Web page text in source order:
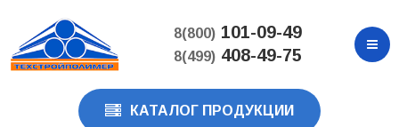
основному
содержанию
8(800)101-09-49
8(499)408-49-75
КАТАЛОГ ПРОДУКЦИИ